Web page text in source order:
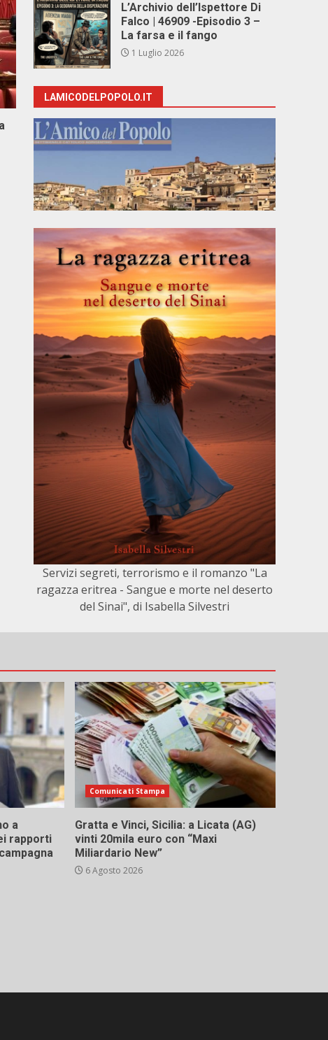
L’Archivio dell’Ispettore Di
Falco | 46909 -Episodio 3 –
La farsa e il fango
1 Luglio 2026
LAMICODELPOPOLO.IT
Servizi segreti, terrorismo e il romanzo "La
ragazza eritrea - Sangue e morte nel deserto
del Sinai", di Isabella Silvestri
a
rapporti
Comunicati Stampa
Gratta e Vinci, Sicilia: a Licata (AG)
vinti 20mila euro con “Maxi
Miliardario New”
6 Agosto 2026